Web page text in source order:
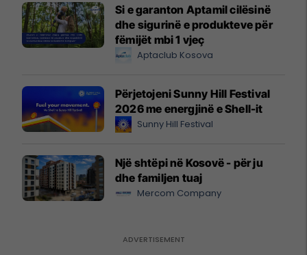
Si e garanton Aptamil cilësinë
dhe sigurinë e produkteve për
fëmijët mbi 1 vjeç
Aptaclub Kosova
Përjetojeni Sunny Hill Festival
2026 me energjinë e Shell-it
Sunny Hill Festival
Një shtëpi në Kosovë - për ju
dhe familjen tuaj
Mercom Company